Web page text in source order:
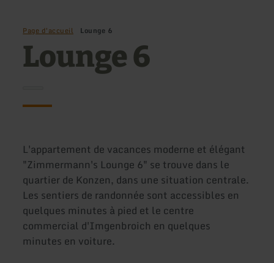
Page d'accueil Lounge 6
Lounge 6
L'appartement de vacances moderne et élégant
"Zimmermann's Lounge 6" se trouve dans le
quartier de Konzen, dans une situation centrale.
Les sentiers de randonnée sont accessibles en
quelques minutes à pied et le centre
commercial d'Imgenbroich en quelques
minutes en voiture.